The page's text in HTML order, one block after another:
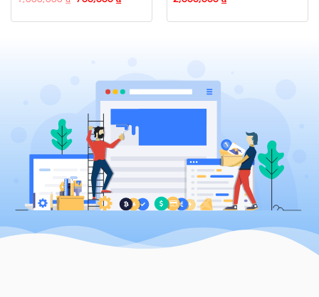
gốc
1,000,000 ₫.
hiện
là: